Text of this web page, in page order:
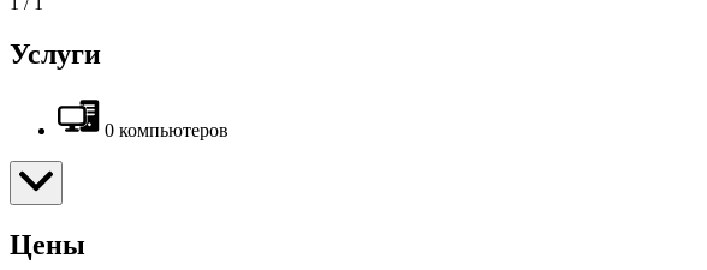
Услуги
0 компьютеров
Цены